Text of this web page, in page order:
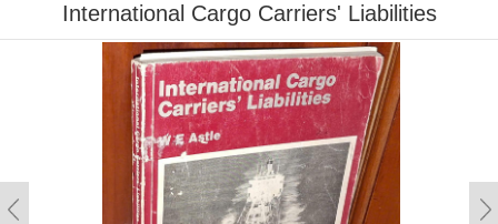
International Cargo Carriers' Liabilities